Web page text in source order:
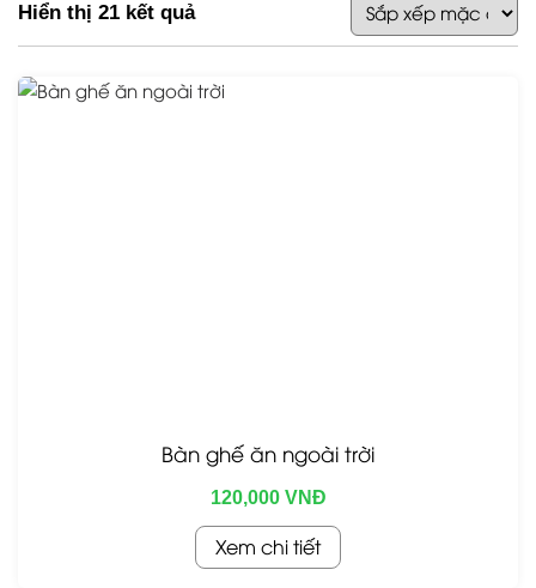
Hiển thị 21 kết quả
Bàn ghế ăn ngoài trời
120,000 VNĐ
Xem chi tiết